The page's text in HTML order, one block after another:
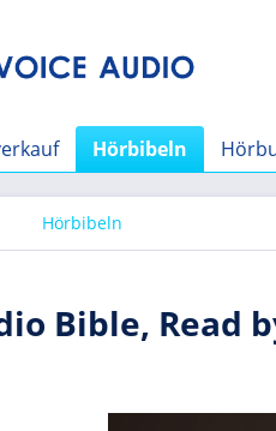
Hörbibeln
Hörbibeln
Bible, Read